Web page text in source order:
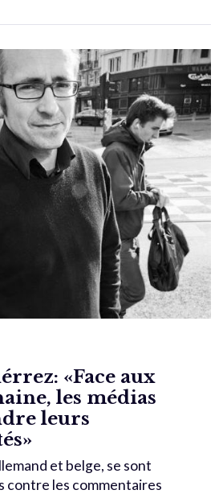
«Face aux
les médias
leurs
et belge, se sont
contre les commentaires